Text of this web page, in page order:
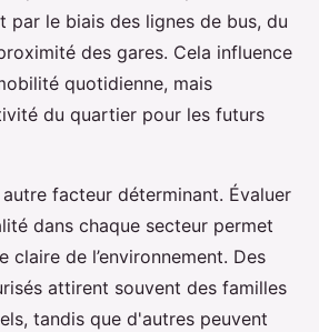
par le biais des lignes de bus, du
des gares. Cela influence
quotidienne, mais
du quartier pour les futurs
facteur déterminant. Évaluer
dans chaque secteur permet
claire de l’environnement. Des
attirent souvent des familles
tandis que d'autres peuvent